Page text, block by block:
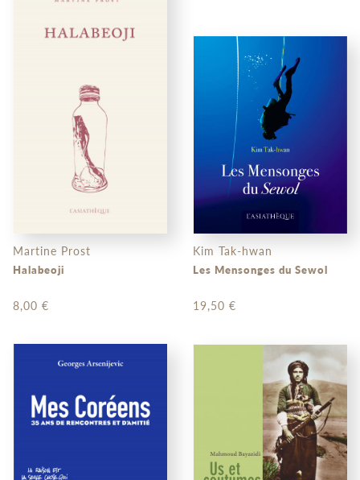
Martine Prost
Halabeoji
8,00 €
Kim Tak-hwan
Les Mensonges du Sewol
19,50 €